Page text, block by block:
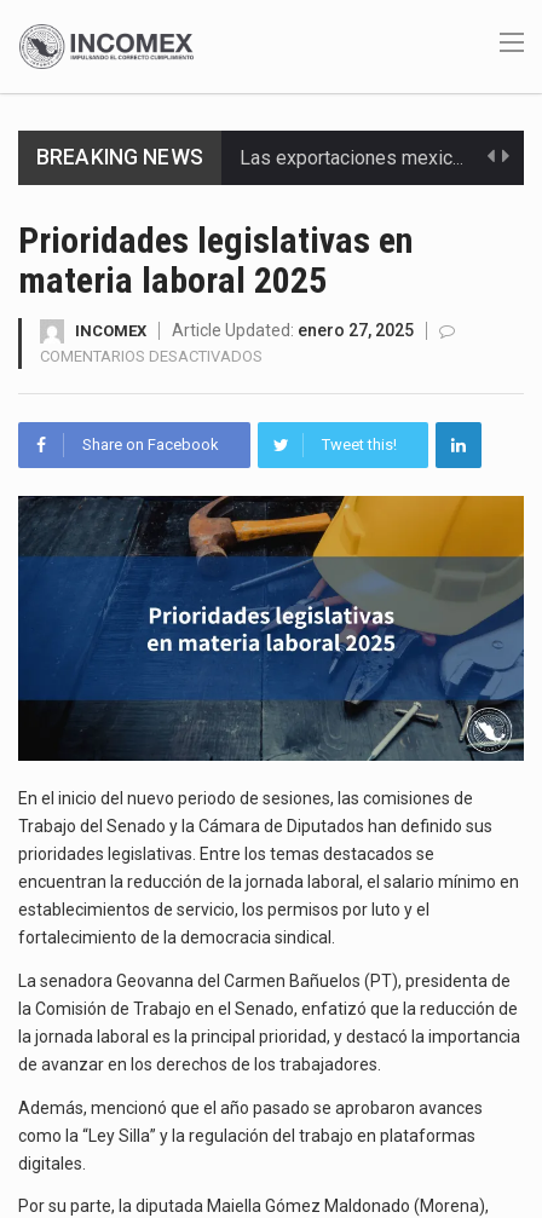
BREAKING NEWS
Los créditos fiscales determinados a empresas IMMEX rara vez nacen de una interpretación equivocada de…
Prioridades legislativas en
materia laboral 2025
INCOMEX Article Updated: enero 27, 2025
COMENTARIOS DESACTIVADOS
MATERIA
2025
Share on Facebook Tweet this!
En el inicio del nuevo periodo de sesiones, las comisiones de
Trabajo del Senado y la Cámara de Diputados han definido sus
prioridades legislativas. Entre los temas destacados se
encuentran la reducción de la jornada laboral, el salario mínimo en
establecimientos de servicio, los permisos por luto y el
fortalecimiento de la democracia sindical.
La senadora Geovanna del Carmen Bañuelos (PT), presidenta de
la Comisión de Trabajo en el Senado, enfatizó que la reducción de
la jornada laboral es la principal prioridad, y destacó la importancia
de avanzar en los derechos de los trabajadores.
Además, mencionó que el año pasado se aprobaron avances
como la “Ley Silla” y la regulación del trabajo en plataformas
digitales.
Por su parte, la diputada Maiella Gómez Maldonado (Morena),